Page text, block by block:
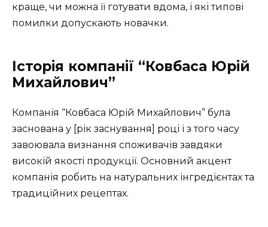
краще, чи можна її готувати вдома, і які типові
помилки допускають новачки.
Історія компанії “Ковбаса Юрій
Михайлович”
Компанія “Ковбаса Юрій Михайлович” була
заснована у [рік заснування] році і з того часу
завоювала визнання споживачів завдяки
високій якості продукції. Основний акцент
компанія робить на натуральних інгредієнтах та
традиційних рецептах.